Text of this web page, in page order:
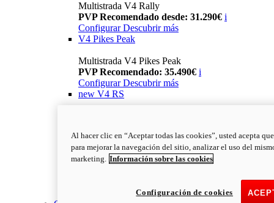
Multistrada V4 Rally
PVP Recomendado desde: 31.290€ i
Configurar Descubrir más
V4 Pikes Peak
Multistrada V4 Pikes Peak
PVP Recomendado: 35.490€ i
Configurar Descubrir más
new V4 RS
ConfigurarDescubrir más
newV4 RS 100
Al hacer clic en “Aceptar todas las cookies”, usted acepta
para mejorar la navegación del sitio, analizar el uso del
marketing. Información sobre las cookies
Configuración de cookies